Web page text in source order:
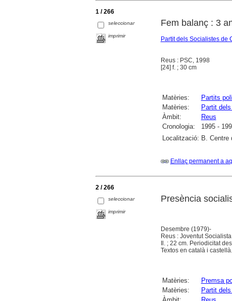
1 / 266
seleccionar
imprimir
Fem balanç : 3
Partit dels Socialistes de
Reus : PSC, 1998
[24] f. ; 30 cm
Matèries: Partits
Matèries:
Partit
Àmbit:
Reus
Cronologia:
1995 -
Localització: B. Centre
Enllaç permanent a
2 / 266
seleccionar
imprimir
Presència
Desembre (1979)-
Reus : Joventut
Il. ; 22 cm. Periodicitat
Textos en català i castellà.
Matèries: Premsa
Matèries:
Partit